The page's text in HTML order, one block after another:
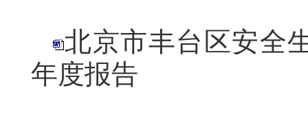
北京市丰台区安全
年度报告